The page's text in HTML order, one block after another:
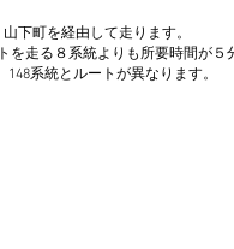
下町を経由して走ります。
走る８系統よりも所要時間が５
系統とルートが異なります。